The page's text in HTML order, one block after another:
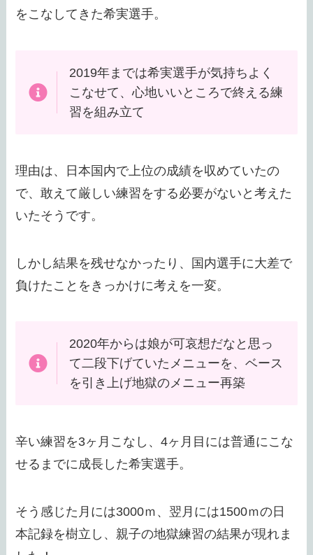
をこなしてきた希実選手。
2019年までは希実選手が気持ちよく
こなせて、心地いいところで終える練
習を組み立て
理由は、日本国内で上位の成績を収めていたの
で、敢えて厳しい練習をする必要がないと考えた
いたそうです。
しかし結果を残せなかったり、国内選手に大差で
負けたことをきっかけに考えを一変。
2020年からは娘が可哀想だなと思っ
て二段下げていたメニューを、ベース
を引き上げ地獄のメニュー再築
辛い練習を3ヶ月こなし、4ヶ月目には普通にこな
せるまでに成長した希実選手。
そう感じた月には3000ｍ、翌月には1500ｍの日
本記録を樹立し、親子の地獄練習の結果が現れま